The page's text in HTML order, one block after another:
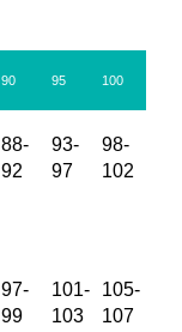
90 95 100
88-
92
93-
97
98-
102
97-
99
101-
103
105-
107